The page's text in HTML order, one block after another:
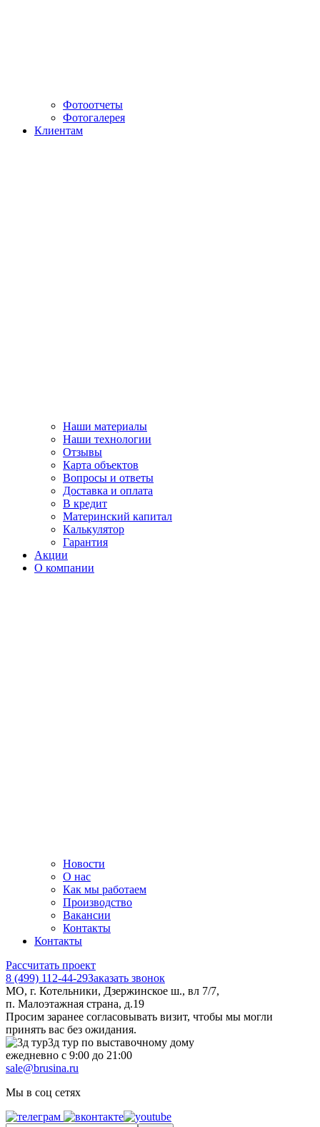
Фотоотчеты
Фотогалерея
Клиентам
Наши материалы
Наши технологии
Отзывы
Карта объектов
Вопросы и ответы
Доставка и оплата
В кредит
Материнский капитал
Калькулятор
Гарантия
Акции
О компании
Новости
О нас
Как мы работаем
Производство
Вакансии
Контакты
Контакты
Рассчитать проект
8 (499) 112-44-29Заказать звонок
МО, г. Котельники, Дзержинское ш., вл 7/7,
п. Малоэтажная страна, д.19
Просим заранее согласовывать визит, чтобы мы могли
принять вас без ожидания.
3д тур по выставочному дому
ежедневно с 9:00 до 21:00
sale@brusina.ru
Мы в соц сетях